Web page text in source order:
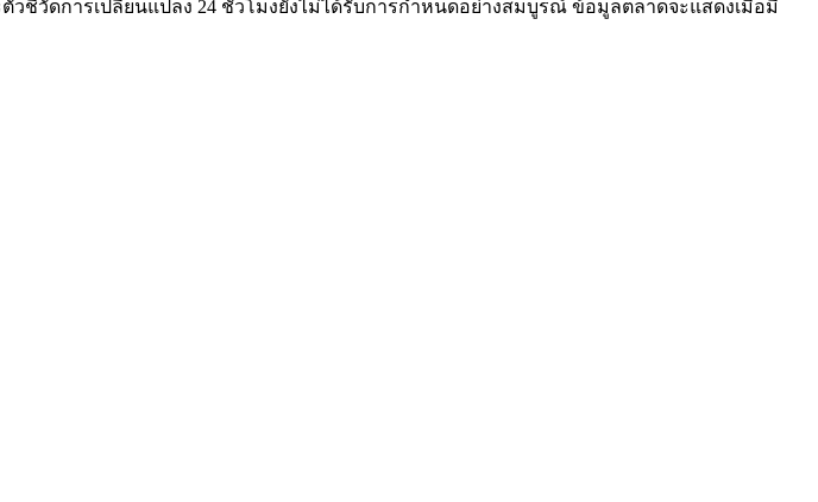
ตัวชี้วัดการเปลี่ยนแปลง 24 ชั่วโมงยังไม่ได้รับการกำหนดอย่างสมบูรณ์ ข้อมูลตลาดจะแสดงเมื่อมี